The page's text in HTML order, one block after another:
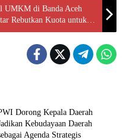
UMKM di Banda Aceh
Rebutkan Kuota untuk
Dorong Kepala Daerah
Kebudayaan Daerah
Agenda Strategis